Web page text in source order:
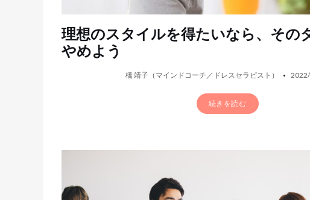
理想のスタイルを得たいなら、その
やめよう
橋 靖子（マインドコーチ／ドレスセラピスト）
続きを読む